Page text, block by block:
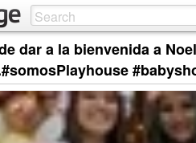
dar a la bienvenida a